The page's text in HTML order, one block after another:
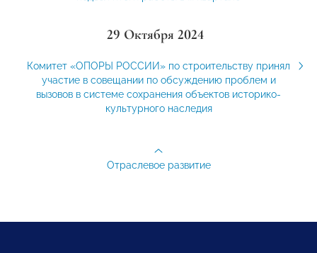
29 Октября 2024
Комитет «ОПОРЫ РОССИИ» по строительству принял
участие в совещании по обсуждению проблем и
вызовов в системе сохранения объектов историко-
культурного наследия
Отраслевое развитие